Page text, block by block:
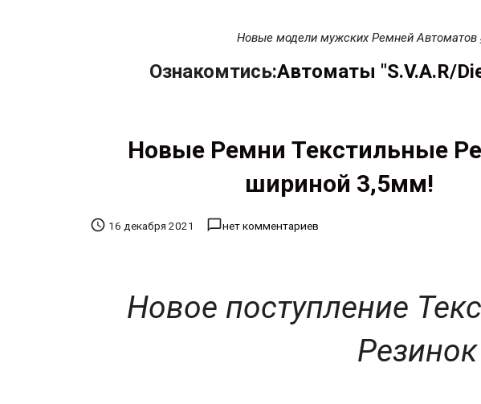
Новые модели мужских Ремней Автоматов
Ознакомтись:Автоматы "S.V.A.R/
Новые Ремни Текстильные
шириной 3,5мм!
 16 декабря 2021 нет комментариев
Новое поступление